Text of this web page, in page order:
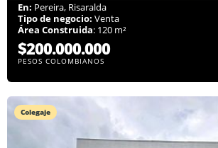
En: Pereira, Risaralda
Tipo de negocio: Venta
Área Construida: 120 m²
$200.000.000
PESOS COLOMBIANOS
Colegaje